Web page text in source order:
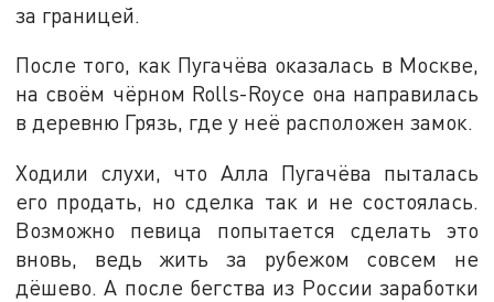
за границей.
После того, как Пугачёва оказалась в Москве,
на своём чёрном Rolls-Royce она направилась
в деревню Грязь, где у неё расположен замок.
Ходили слухи, что Алла Пугачёва пыталась
его продать, но сделка так и не состоялась.
Возможно певица попытается сделать это
вновь, ведь жить за рубежом совсем не
дёшево. А после бегства из России заработки